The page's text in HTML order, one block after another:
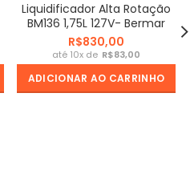
Liquidificador Alta Rotação
BM136 1,75L 127V- Bermar
R$
R$
ADICIONAR AO CARRINHO